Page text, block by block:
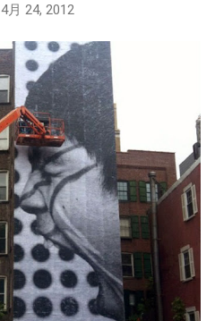
4月 24, 2012